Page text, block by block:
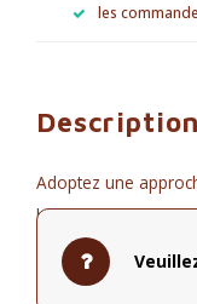
les
Description
Adoptez une
bouteille
chaud jusqu'à 24